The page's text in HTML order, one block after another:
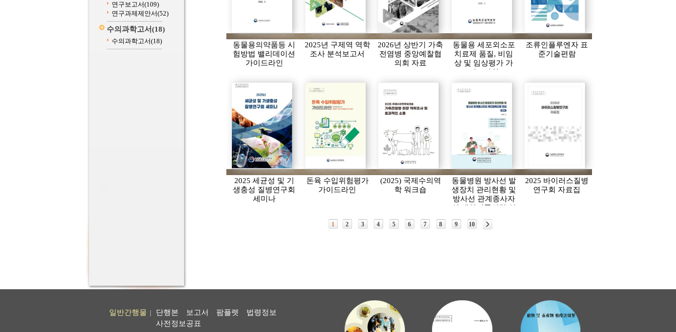
연구보고서(109)
연구과제제안서(52)
수의과학고서(18)
수의과학고서(18)
동물용의약품등 시
험방법 밸리데이션
가이드라인
2025년 구제역 역학
조사 분석보고서
2026년 상반기 가축
전염병 중앙예찰협
의회 자료
동물용 세포외소포
치료제 품질, 비임
상 및 임상평가 가
이드라인
조류인플루엔자 표
준기술편람
2025 세균성 및 기
생충성 질병연구회
세미나
돈육 수입위험평가
가이드라인
(2025) 국제수의역
학 워크숍
동물병원 방사선 발
생장치 관리현황 및
방사선 관계종사자
의 개인피폭선량 연
2025 바이러스질병
연구회 자료집
1 2 3 4 5 6 7 8 9 10
일반간행물 단행본 보고서 팜플렛
법령정보
사전정보공표